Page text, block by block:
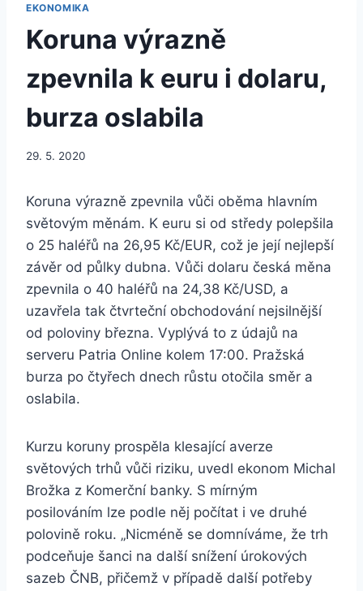
EKONOMIKA
Koruna výrazně
zpevnila k euru i dolaru,
burza oslabila
29. 5. 2020
Koruna výrazně zpevnila vůči oběma hlavním
světovým měnám. K euru si od středy polepšila
o 25 haléřů na 26,95 Kč/EUR, což je její nejlepší
závěr od půlky dubna. Vůči dolaru česká měna
zpevnila o 40 haléřů na 24,38 Kč/USD, a
uzavřela tak čtvrteční obchodování nejsilnější
od poloviny března. Vyplývá to z údajů na
serveru Patria Online kolem 17:00. Pražská
burza po čtyřech dnech růstu otočila směr a
oslabila.
Kurzu koruny prospěla klesající averze
světových trhů vůči riziku, uvedl ekonom Michal
Brožka z Komerční banky. S mírným
posilováním lze podle něj počítat i ve druhé
polovině roku. „Nicméně se domníváme, že trh
podceňuje šanci na další snížení úrokových
sazeb ČNB, přičemž v případě další potřeby